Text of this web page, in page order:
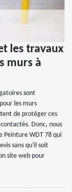
les travaux
murs à
sont
les murs
de protéger ces
Donc, nous
Peinture WDT 78 qui
sans qu'il soit
site web pour